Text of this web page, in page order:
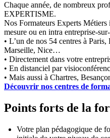
Chaque année, de nombreux
EXPERTISME.
Nos Formateurs Experts
mesure ou en intra entreprise-
• L’un de nos 54 centres à
Marseille, Nice…
• Directement dans votre
• En distanciel par
• Mais aussi à Chartres,
Découvrir nos centres de
Points forts de la
Votre plan pédagogique de